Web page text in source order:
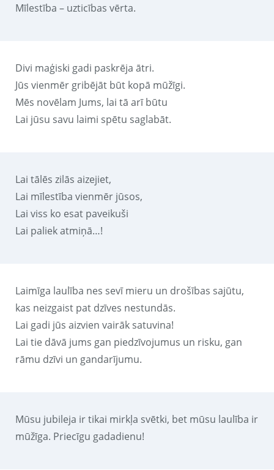
Mīlestība – uzticības vērta.
Divi maģiski gadi paskrēja ātri.
Jūs vienmēr gribējāt būt kopā mūžīgi.
Mēs novēlam Jums, lai tā arī būtu
Lai jūsu savu laimi spētu saglabāt.
Lai tālēs zilās aizejiet,
Lai mīlestība vienmēr jūsos,
Lai viss ko esat paveikuši
Lai paliek atmiņā…!
Laimīga laulība nes sevī mieru un drošības sajūtu,
kas neizgaist pat dzīves nestundās.
Lai gadi jūs aizvien vairāk satuvina!
Lai tie dāvā jums gan piedzīvojumus un risku, gan
rāmu dzīvi un gandarījumu.
Mūsu jubileja ir tikai mirkļa svētki, bet mūsu laulība ir
mūžīga. Priecīgu gadadienu!